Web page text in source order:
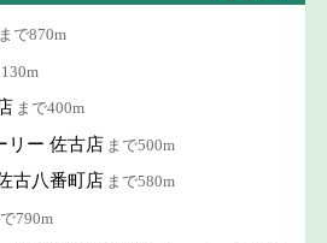
まで870m
まで400m
リー 佐古店 まで500m
古八番町店 まで580m
790m